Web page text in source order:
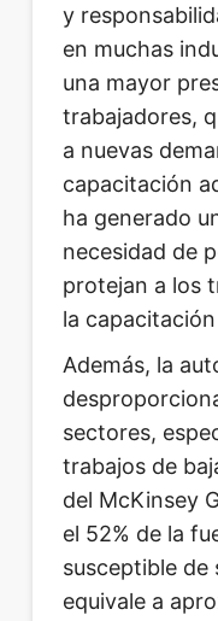
y
en muchas
una mayor
trabajadores,
a nuevas
capacitación
ha generado
necesidad de
protejan a los
la
Además, la
sectores,
trabajos de
del McKinsey
el 52% de la
susceptible de
equivale a